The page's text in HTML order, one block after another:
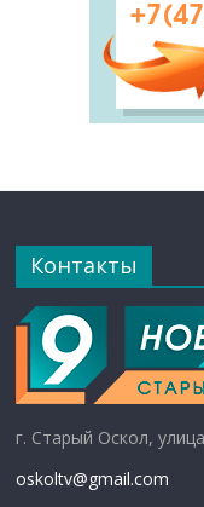
Контакты
г. Старый Оскол,
oskoltv@gmail.com